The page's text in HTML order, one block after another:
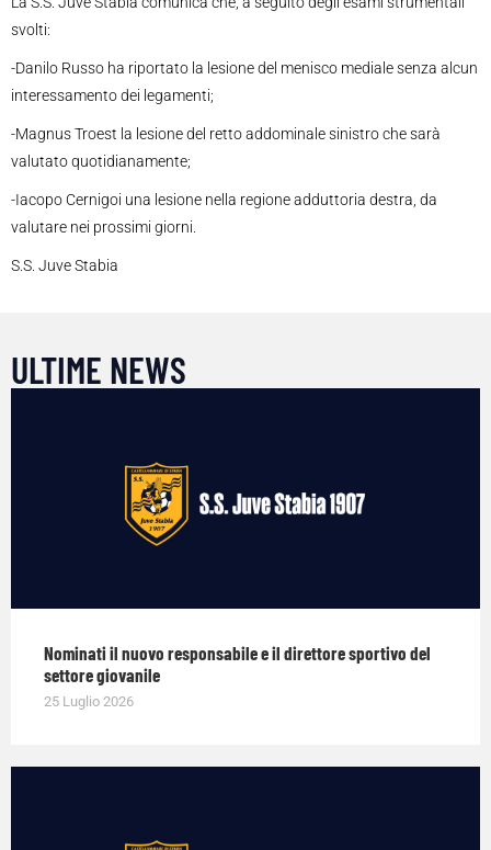
svolti:
-Danilo Russo ha riportato la lesione del menisco mediale senza alcun
interessamento dei legamenti;
-Magnus Troest la lesione del retto addominale sinistro che sarà
valutato quotidianamente;
-Iacopo Cernigoi una lesione nella regione adduttoria destra, da
valutare nei prossimi giorni.
S.S. Juve Stabia
ULTIME NEWS
Nominati il nuovo responsabile e il direttore sportivo del
settore giovanile
25 Luglio 2026